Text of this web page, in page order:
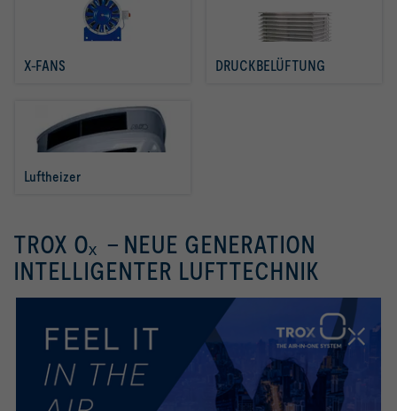
X-FANS DRUCKBELÜFTUNG
Luftheizer
TROX Oₓ - NEUE GENERATION
INTELLIGENTER LUFTTECHNIK